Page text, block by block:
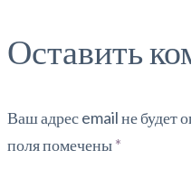
Оставить
Ваш адрес email не будет
поля помечены*